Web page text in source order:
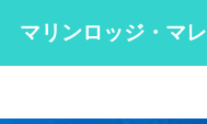
マリンロッジ・マ